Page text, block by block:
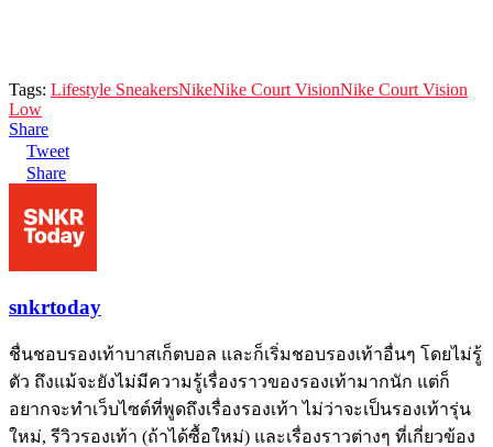
Tags: Lifestyle SneakersNikeNike Court VisionNike Court Vision
Low
Share
Tweet
Share
snkrtoday
ชื่นชอบรองเท้าบาสเก็ตบอล และก็เริ่มชอบรองเท้าอื่นๆ โดยไม่รู้
ตัว ถึงแม้จะยังไม่มีความรู้เรื่องราวของรองเท้ามากนัก แต่ก็
อยากจะทำเว็บไซต์ที่พูดถึงเรื่องรองเท้า ไม่ว่าจะเป็นรองเท้ารุ่น
ใหม่, รีวิวรองเท้า (ถ้าได้ซื้อใหม่) และเรื่องราวต่างๆ ที่เกี่ยวข้อง